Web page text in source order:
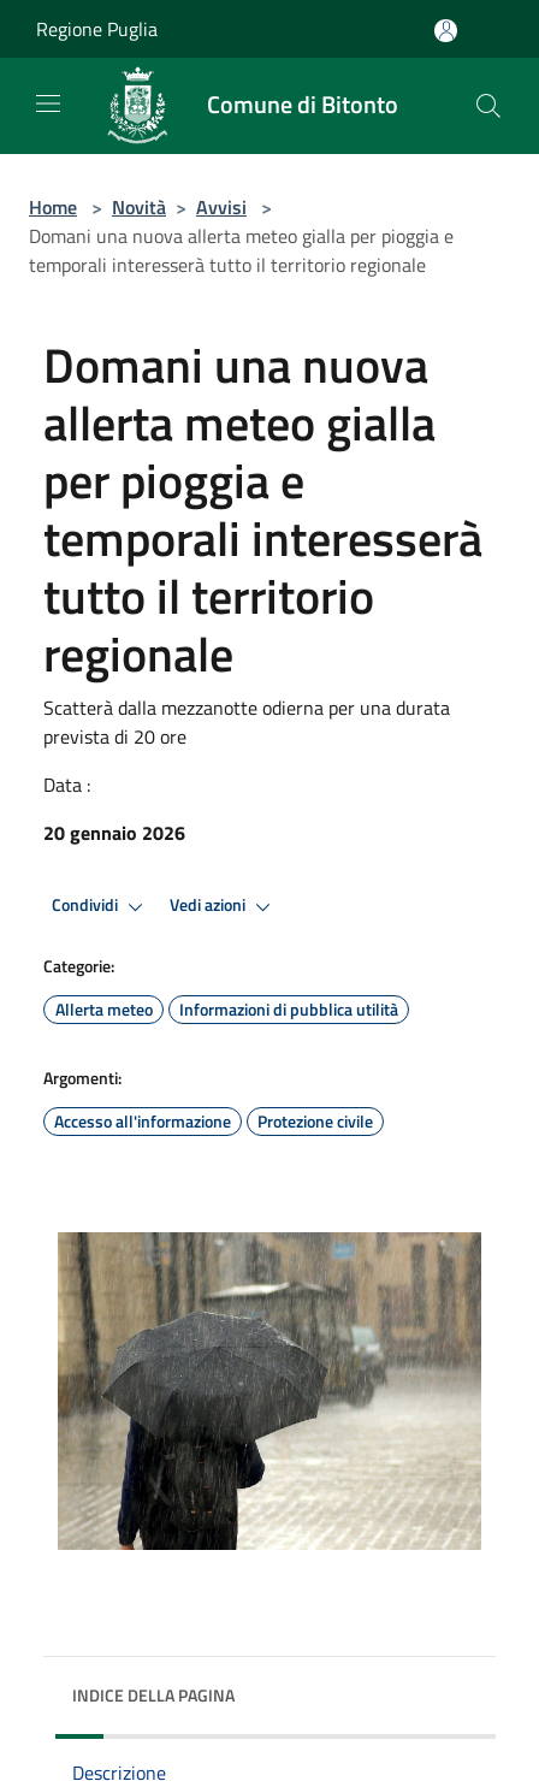
Regione Puglia
Comune di Bitonto
Home > Novità > Avvisi >
Domani una nuova allerta meteo gialla per pioggia e
temporali interesserà tutto il territorio regionale
Domani una nuova
allerta meteo gialla
per pioggia e
temporali interesserà
tutto il territorio
regionale
Scatterà dalla mezzanotte odierna per una durata
prevista di 20 ore
Data :
20 gennaio 2026
Condividi Vedi azioni
Categorie:
Allerta meteo
Informazioni di pubblica utilità
Argomenti:
Accesso all'informazione
Protezione civile
INDICE DELLA PAGINA
Descrizione